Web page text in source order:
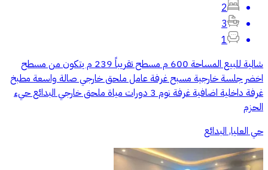
2
3
1
شالية للبيع المساحة 600 م مسطح تقريباً 239 م يتكون من مسطح
اخضر جلسة خارجية مسبح غرفة عامل ملحق خارجي صالة واسعة مطبخ
غرفة داخلية اضافية غرفة نوم 3 دورات مياة ملحق خارجي البدائع حيء
الحزم
حي العليا, البدائع